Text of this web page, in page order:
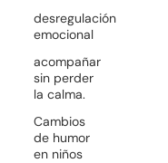
desregulación
emocional
acompañar
sin perder
la calma.
Cambios
de humor
en niños